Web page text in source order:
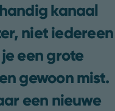
kanaal
niet iedereen
een grote
gewoon mist.
een nieuwe